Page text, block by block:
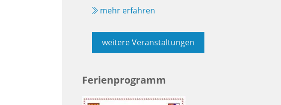
mehr erfahren
weitere Veranstaltungen
Ferienprogramm